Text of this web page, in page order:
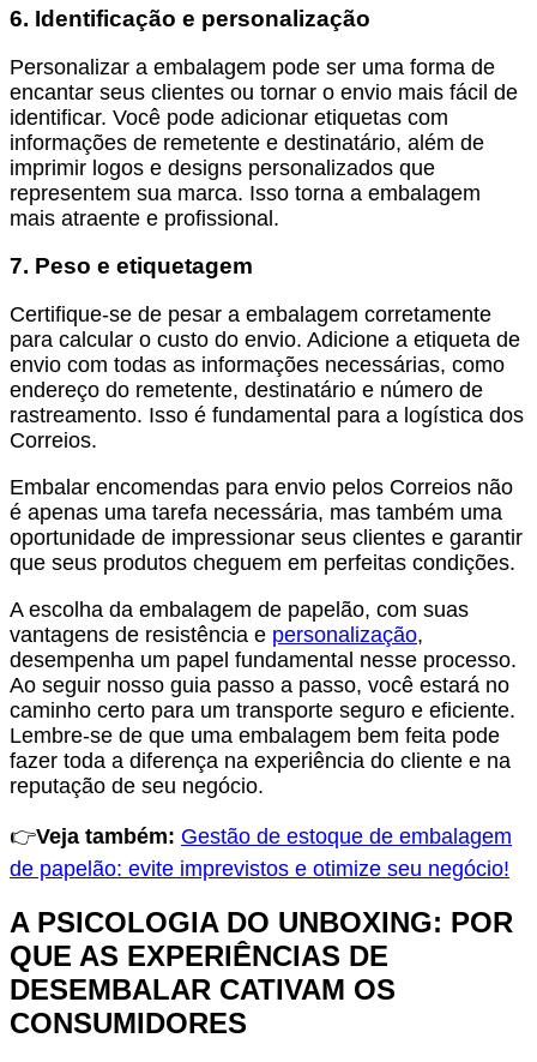
6. Identificação e personalização
Personalizar a embalagem pode ser uma forma de
encantar seus clientes ou tornar o envio mais fácil de
identificar. Você pode adicionar etiquetas com
informações de remetente e destinatário, além de
imprimir logos e designs personalizados que
representem sua marca. Isso torna a embalagem
mais atraente e profissional.
7. Peso e etiquetagem
Certifique-se de pesar a embalagem corretamente
para calcular o custo do envio. Adicione a etiqueta de
envio com todas as informações necessárias, como
endereço do remetente, destinatário e número de
rastreamento. Isso é fundamental para a logística dos
Correios.
Embalar encomendas para envio pelos Correios não
é apenas uma tarefa necessária, mas também uma
oportunidade de impressionar seus clientes e garantir
que seus produtos cheguem em perfeitas condições.
A escolha da embalagem de papelão, com suas
vantagens de resistência e personalização,
desempenha um papel fundamental nesse processo.
Ao seguir nosso guia passo a passo, você estará no
caminho certo para um transporte seguro e eficiente.
Lembre-se de que uma embalagem bem feita pode
fazer toda a diferença na experiência do cliente e na
reputação de seu negócio.
👉Veja também: Gestão de estoque de embalagem
de papelão: evite imprevistos e otimize seu negócio!
A PSICOLOGIA DO UNBOXING: POR
QUE AS EXPERIÊNCIAS DE
DESEMBALAR CATIVAM OS
CONSUMIDORES